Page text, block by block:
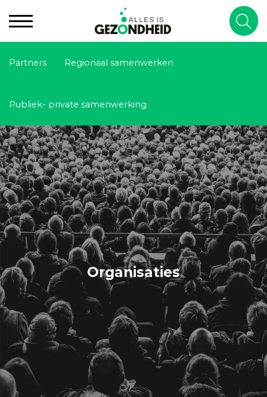
Partners Regionaal samenwerken
Publiek- private samenwerking
Organisaties